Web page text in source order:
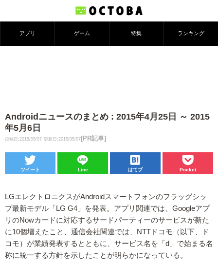
アプリ ゲーム 特集 ランキング
Androidニュースのまとめ : 2015年4月25日 ～ 2015
年5月6日
投稿日:2015/05/07 更新日:2015/05/07 [PR記事]
ツイート Line はてブ Pocket
LGエレクトロニクスがAndroidスマートフォンのフラッグシッ
プ最新モデル「LG G4」を発表。アプリ関連では、Googleアプ
リのNowカードに対応するサードパーティーのサービスが新た
に10個増えたこと、通信会社関連では、NTTドコモ（以下、ド
コモ）が業績発表するとともに、サービス名を「d」で始まる名
称に統一する方針を示したことが明らかになっている。